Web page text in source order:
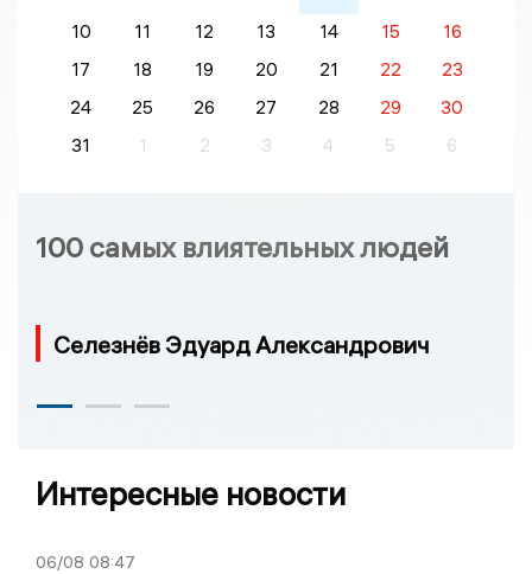
10
11 12 13 14 15
16
17
18 19 20 21 22
23
24
25 26 27 28 29
30
31
1 2 3 4 5 6
100 самых влиятельных людей
Селезнёв Эдуард Александрович
Интересные новости
06/08 08:47